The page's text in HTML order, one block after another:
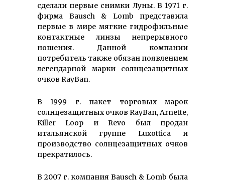
сделали первые снимки Луны. В 1971 г.
фирма Bausch & Lomb представила
первые в мире мягкие гидрофильные
контактные линзы непрерывного
ношения. Данной компании
потребитель также обязан появлением
легендарной марки солнцезащитных
очков RayBan.
В 1999 г. пакет торговых марок
солнцезащитных очков RayBan, Arnette,
Killer Loop и Revo был продан
итальянской группе Luxottica и
производство солнцезащитных очков
прекратилось.
В 2007 г. компания Bausch & Lomb была